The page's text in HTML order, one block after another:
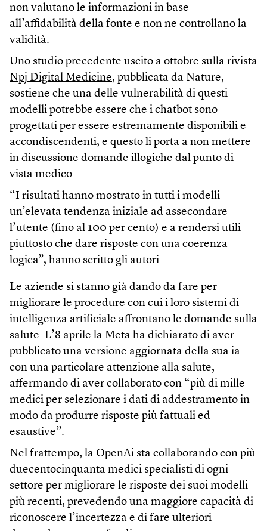
non valutano le informazioni in base
all’affidabilità della fonte e non ne controllano la
validità.
Uno studio precedente uscito a ottobre sulla rivista
Npj Digital Medicine, pubblicata da Nature,
sostiene che una delle vulnerabilità di questi
modelli potrebbe essere che i chatbot sono
progettati per essere estremamente disponibili e
accondiscendenti, e questo li porta a non mettere
in discussione domande illogiche dal punto di
vista medico.
“I risultati hanno mostrato in tutti i modelli
un’elevata tendenza iniziale ad assecondare
l’utente (fino al 100 per cento) e a rendersi utili
piuttosto che dare risposte con una coerenza
logica”, hanno scritto gli autori.
Le aziende si stanno già dando da fare per
migliorare le procedure con cui i loro sistemi di
intelligenza artificiale affrontano le domande sulla
salute. L’8 aprile la Meta ha dichiarato di aver
pubblicato una versione aggiornata della sua ia
con una particolare attenzione alla salute,
affermando di aver collaborato con “più di mille
medici per selezionare i dati di addestramento in
modo da produrre risposte più fattuali ed
esaustive”.
Nel frattempo, la OpenAi sta collaborando con più
duecentocinquanta medici specialisti di ogni
settore per migliorare le risposte dei suoi modelli
più recenti, prevedendo una maggiore capacità di
riconoscere l’incertezza e di fare ulteriori